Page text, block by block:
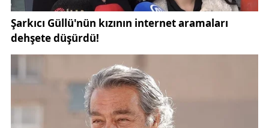
Uzman Vaiz Osman Akkaya bu konuda şunları
söyledi:
“Bir kişi vergisini vermeden define gelirini harcarsa
ve kimseye haber vermezse, bu durumda
milyonlarca insanın kul hakkına girmiş olur. Kul hakkı
içeren günahlarda tövbenin kabulü için hak sahibine
geri ödeme yapılması gerekir.”